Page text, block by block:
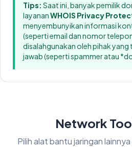
Tips: Saat ini, banyak pemilik
layananWHOIS Privacy
menyembunyikan informasi
(seperti email dan nomor
disalahgunakan oleh pihak
jawab (seperti spammer atau
Network
Pilih alat bantu jaringan